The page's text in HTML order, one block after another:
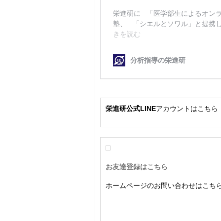
栄進研公式LINEアカウントはこちら
お友達登録はこちら
ホームページのお問い合わせはこち